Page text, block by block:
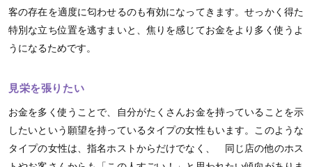
客の存在を適度に匂わせるのも有効になってきます。せっかく得た
特別な立ち位置を逃すまいと、焦りを感じてお金をより多く使うよ
うになるためです。
見栄を張りたい
お金を多く使うことで、自分がたくさんお金を持っていることを示
したいという願望を持っているタイプの女性もいます。このような
タイプの女性は、指名ホストからだけでなく、 同じ店の他のホス